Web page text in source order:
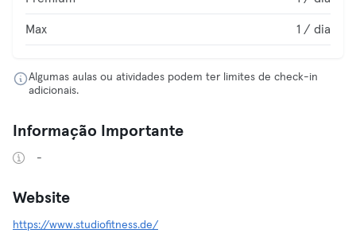
Max 1 / dia
Algumas aulas ou atividades podem ter limites de check-in
adicionais.
Informação Importante
-
Website
https://www.studiofitness.de/